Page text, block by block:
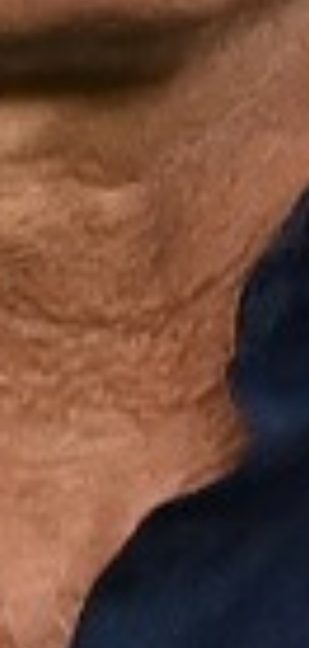
Један од актера тог сусрета био је и Бошко
Ђуровски, који се присетио меча на Маракани и